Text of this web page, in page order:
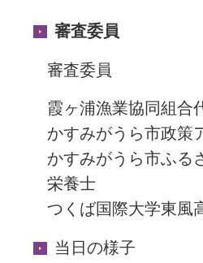
審査委員
審査委員
霞ヶ浦漁業協同組合
かすみがうら市政策
かすみがうら市ふる
栄養士
つくば国際大学東風
当日の様子